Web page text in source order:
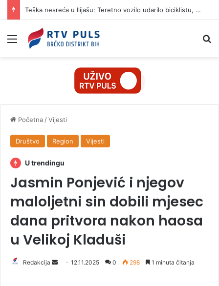
Teška nesreća u Ilijašu: Teretno vozilo udarilo biciklistu, 75-godišnjak zadržan u bolnici
Izbornik
Početna /Vijesti
Društvo Region Vijesti
U trendingu
Jasmin Ponjević i njegov
maloljetni sin dobili mjesec
dana pritvora nakon haosa
u Velikoj Kladuši
Redakcija 12.11.2025 0 298 1 minuta čitanja